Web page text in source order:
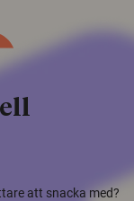
att snacka med?